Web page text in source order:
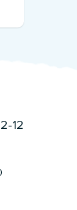
12